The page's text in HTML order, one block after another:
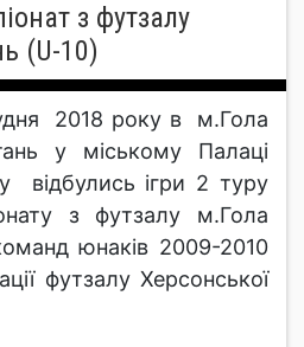
з футзалу
(U-10)
2018 року в м.Гола
у міському Палаці
відбулись ігри 2 туру
з футзалу м.Гола
юнаків 2009-2010
футзалу Херсонської